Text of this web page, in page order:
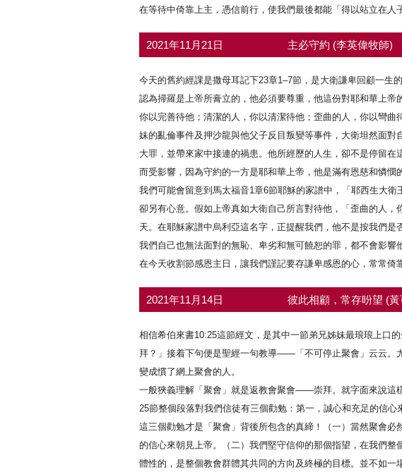
在等待中倚靠上主，憑信前行，使我們最後都能「得以站立在人
2021年11月21日 主必守約 (李英偉牧師)
今天的舊約經課是撒母耳記下23章1–7節，是大衛謙卑回顧一生
認為掃羅是上帝所膏立的，他必須要尊重，他這份對耶和華上
你以完善待他；清潔的人，你以清潔待他；歪曲的人，你以彎
妹的亂倫事件及押沙龍與他父子反目叛變等事件，大衛坦然面
大罪，並帶來家中接連的禍患。他所經歷的人生，卻不是停留
而受影響，因為守約的一方是耶和華上帝，他是滿有恩慈和憐憫
我們可能會留意到馬太福音1章6節耶穌的家譜中，「耶西生大
卻另有心意。假如上帝真如大衛自己所言對待他，「歪曲的人
天。在耶穌家譜中烏利亞這名字，正提醒我們，他不是按我們
我們自己也無法面對的無恥、卑劣和無可饒恕的罪，都不會影響
在今天收割節感恩主日，讓我們謹記要存謙卑感恩的心，常常倚
2021年11月14日 彼此相顧，常存昐望 (
相信希伯來書10:25這節經文，是其中一節弟兄姊妹最琅琅上口
拜？」接着下句便是聖經一句教導——「不可停止聚會」云云。
變成慣了網上聚會的人。
一般狹義理解「聚會」就是返教會聚會——崇拜。就字面來說這
25節整個段落對我們信徒有三個勸勉：第一，誠心和充足的信
這三個勸勉才是「聚會」背後所包含的真締！（一）當然聚會
的信心來朝見上帝。（二）我們堅守信仰的那個指望，在我們
體性的，是整個教會群體其共同的方向及終極的目標。並不如